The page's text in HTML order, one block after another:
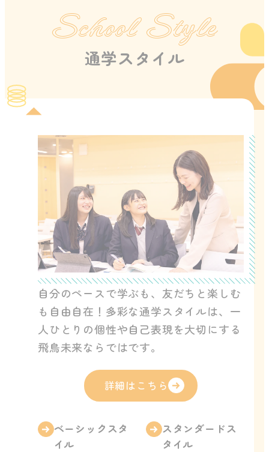
School Style
通学スタイル
自分のペースで学ぶも、友だちと楽しむ
も自由自在！多彩な通学スタイルは、一
人ひとりの個性や自己表現を大切にする
飛鳥未来ならではです。
詳細はこちら
ベーシックスタ
イル
スタンダードス
タイル